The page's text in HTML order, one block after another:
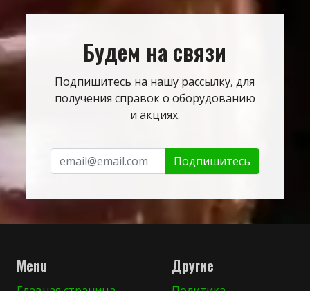
Будем на связи
Подпишитесь на нашу рассылку, для
получения справок о оборудованию
и акциях.
Подпишитесь
Menu Другие